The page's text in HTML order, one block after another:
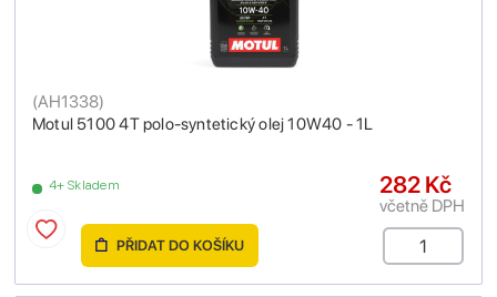
Motul 5100 4T polo-syntetický olej 10W40 - 1L
(AH1338)
4+ Skladem 282 Kč
včetně DPH
PŘIDAT DO KOŠÍKU